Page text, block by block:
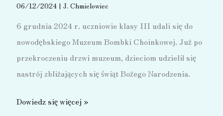
06/12/2024 | J. Chmielowiec
6 grudnia 2024 r. uczniowie klasy III udali się do
nowodębskiego Muzeum Bombki Choinkowej. Już po
przekroczeniu drzwi muzeum, dzieciom udzielił się
nastrój zbliżających się świąt Bożego Narodzenia.
Mikołajkowe
Dowiedz się więcej »